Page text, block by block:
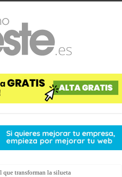
que transforman la silueta